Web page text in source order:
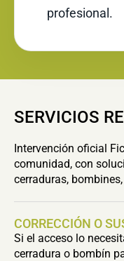
profesional.
SERVICIOS
Intervención oficial
comunidad, con
cerraduras,
CORRECCIÓN O
Si el acceso lo
cerradura o bombín